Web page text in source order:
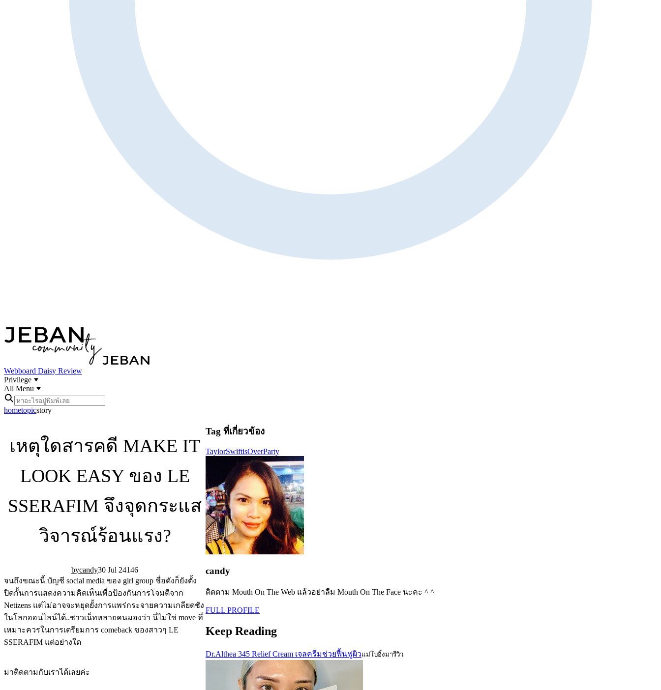
Webboard Daisy Review
Privilege
All Menu
hometopicstory
เหตุใดสารคดี MAKE IT
LOOK EASY ของ LE
SSERAFIM จึงจุดกระแส
วิจารณ์ร้อนแรง?
candy30 Jul 24146
จนถึงขณะนี้ บัญชี social media ของ girl group ชื่อดังก็ยังตั้ง
ปิดกั้นการแสดงความคิดเห็นเพื่อป้องกันการโจมตีจาก
Netizens แต่ไม่อาจจะหยุดยั้งการแพร่กระจายความเกลียดชัง
ในโลกออนไลน์ได้..ชาวเน็ทหลายคนมองว่า นี่ไม่ใช่ move ที่
เหมาะควรในการเตรียมการ comeback ของสาวๆ LE
SSERAFIM แต่อย่างใด
มาติดตามกับเราได้เลยค่ะ
Tag ที่เกี่ยวข้อง
TaylorSwiftisOverParty
candy
ติดตาม Mouth On The Web แล้วอย่าลืม Mouth On The Face นะคะ ^ ^
FULL PROFILE
Keep Reading
Dr.Althea 345 Relief Cream เจลครีมช่วยฟื้นฟูผิวแม่โบอิ้งมารีวิว